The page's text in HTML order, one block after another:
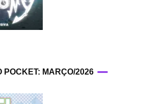
POCKET: MARÇO/2026